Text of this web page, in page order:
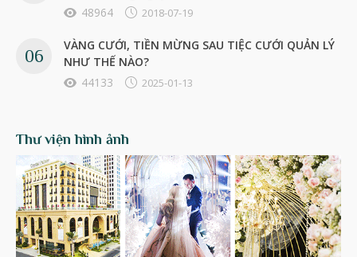
48964
2018-07-19
VÀNG CƯỚI, TIỀN MỪNG SAU TIỆC CƯỚI QUẢN LÝ
NHƯ THẾ NÀO?
44133
2025-01-13
Thư viện hình ảnh